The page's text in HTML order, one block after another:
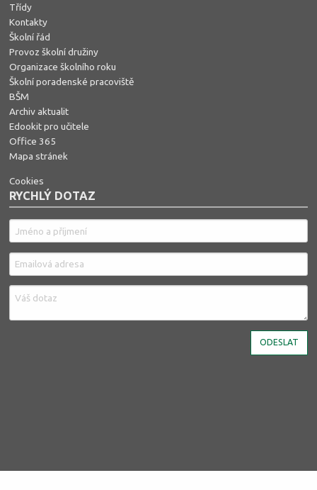
Třídy
Kontakty
Školní řád
Provoz školní družiny
Organizace školního roku
Školní poradenské pracoviště
BŠM
Archiv aktualit
Edookit pro učitele
Office 365
Mapa stránek
Cookies
RYCHLÝ DOTAZ